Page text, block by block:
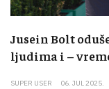
Jusein Bolt
ljudima i –
SUPER USER 06. JUL 2025.